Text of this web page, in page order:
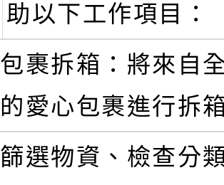
助以下工作項目：
包裹拆箱：將來自
的愛心包裹進行拆
篩選物資、檢查分